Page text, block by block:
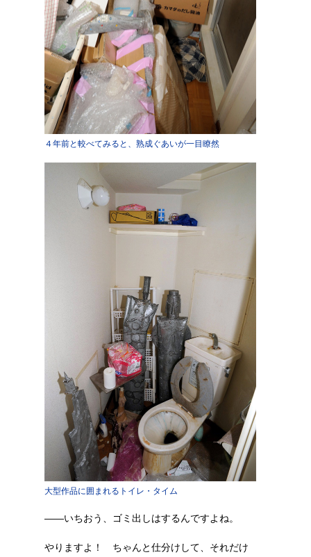
４年前と較べてみると、熟成ぐあいが一目瞭然
大型作品に囲まれるトイレ・タイム
――いちおう、ゴミ出しはするんですよね。
やりますよ！ ちゃんと仕分けして、それだけ